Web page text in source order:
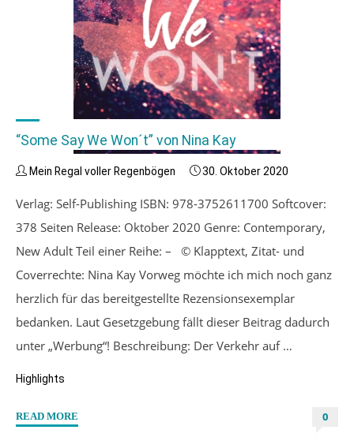
“Some Say We Won´t” von Nina Kay
Mein Regal voller Regenbögen 30. Oktober 2020
Verlag: Self-Publishing ISBN: 978-3752611700 Softcover:
378 Seiten Release: Oktober 2020 Genre: Contemporary,
New Adult Teil einer Reihe: – © Klapptext, Zitat- und
Coverrechte: Nina Kay Vorweg möchte ich mich noch ganz
herzlich für das bereitgestellte Rezensionsexemplar
bedanken. Laut Gesetzgebung fällt dieser Beitrag dadurch
unter „Werbung“! Beschreibung: Der Verkehr auf …
Highlights
READ MORE 0